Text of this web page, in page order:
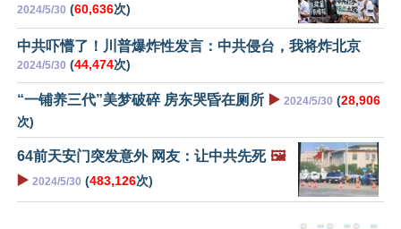
2024/5/30 (60,636次)
中共吓懵了！川普爆炸性发言：中共侵台，我将炸北京
2024/5/30 (44,474次)
“一铺养三代”美梦破碎 房东哭昏在厕所 ▶️ 2024/5/30 (28,906
次)
64前天安门突发意外 网友：让中共先死 🖼️
▶️ 2024/5/30 (483,126次)